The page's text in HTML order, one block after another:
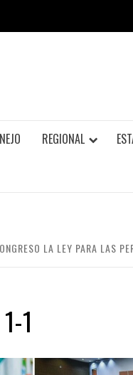
REGIONAL
LA LEY PARA LAS
1